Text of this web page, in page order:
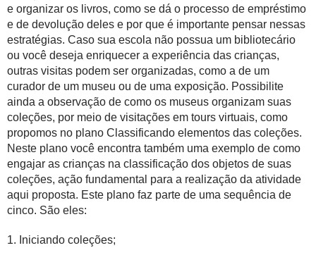
e organizar os livros, como se dá o processo de empréstimo
e de devolução deles e por que é importante pensar nessas
estratégias. Caso sua escola não possua um bibliotecário
ou você deseja enriquecer a experiência das crianças,
outras visitas podem ser organizadas, como a de um
curador de um museu ou de uma exposição. Possibilite
ainda a observação de como os museus organizam suas
coleções, por meio de visitações em tours virtuais, como
propomos no plano Classificando elementos das coleções.
Neste plano você encontra também uma exemplo de como
engajar as crianças na classificação dos objetos de suas
coleções, ação fundamental para a realização da atividade
aqui proposta. Este plano faz parte de uma sequência de
cinco. São eles:
1. Iniciando coleções;